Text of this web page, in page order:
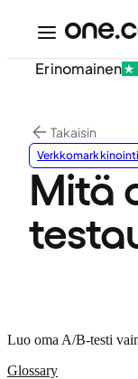
Erinomainen
Takaisin
Verkkomarkkinointi
Mitä
Luo oma A/B-testi
Glossary